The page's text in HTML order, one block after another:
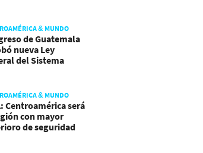
& MUNDO
de Guatemala
nueva Ley
del Sistema
& MUNDO
Centroamérica será
con mayor
de seguridad